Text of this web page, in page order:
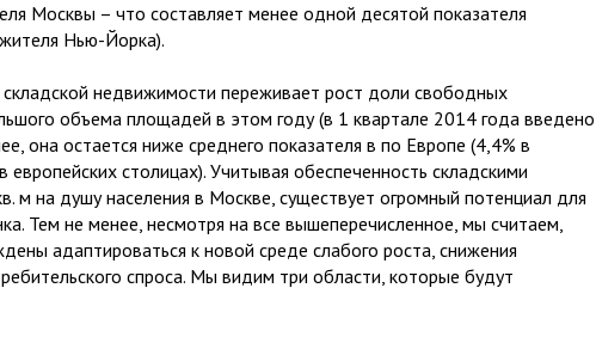
Москвы – что составляет менее одной десятой показателя
Нью-Йорка).
недвижимости переживает рост доли свободных
объема площадей в этом году (в 1 квартале 2014 года введено
она остается ниже среднего показателя в по Европе (4,4% в
столицах). Учитывая обеспеченность складскими
м на душу населения в Москве, существует огромный потенциал для
Тем не менее, несмотря на все вышеперечисленное, мы считаем,
адаптироваться к новой среде слабого роста, снижения
спроса. Мы видим три области, которые будут